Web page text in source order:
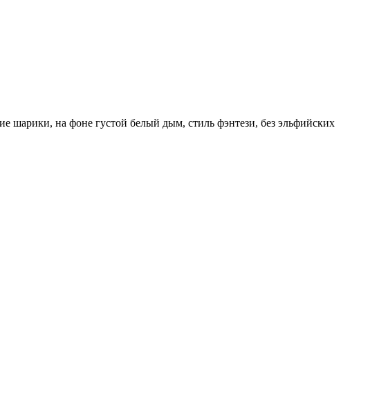
шарики, на фоне густой белый дым, стиль фэнтези, без эльфийских